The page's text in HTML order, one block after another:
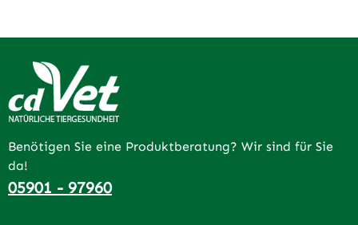
Benötigen Sie eine Produktberatung? Wir sind für Sie
da!
05901 - 97960